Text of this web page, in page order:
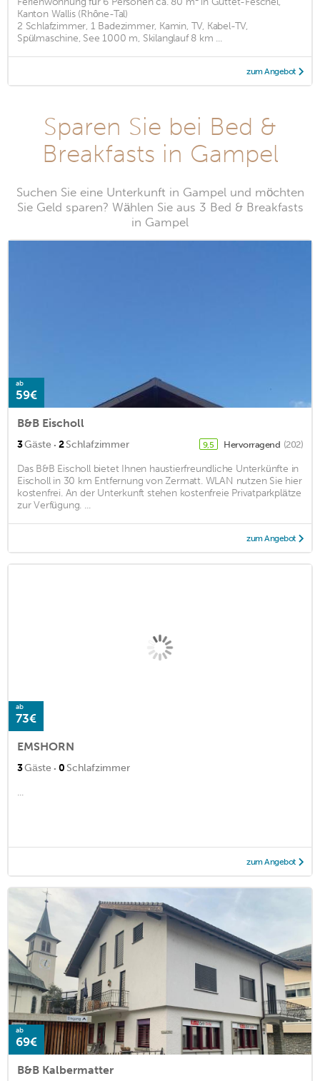
Kanton Wallis (Rhône-Tal)
2 Schlafzimmer, 1 Badezimmer, Kamin, TV, Kabel-TV,
Spülmaschine, See 1000 m, Skilanglauf 8 km ...
zum Angebot
Sparen Sie bei Bed &
Breakfasts in Gampel
Suchen Sie eine Unterkunft in Gampel und möchten
Sie Geld sparen? Wählen Sie aus 3 Bed & Breakfasts
in Gampel
ab
59€
B&B Eischoll
3Gäste · 2Schlafzimmer 9,5 Hervorragend (202)
Das B&B Eischoll bietet Ihnen haustierfreundliche Unterkünfte in
Eischoll in 30 km Entfernung von Zermatt. WLAN nutzen Sie hier
kostenfrei. An der Unterkunft stehen kostenfreie Privatparkplätze
zur Verfügung. ...
zum Angebot
ab
73€
EMSHORN
3Gäste · 0 Schlafzimmer
...
zum Angebot
ab
69€
B&B Kalbermatter